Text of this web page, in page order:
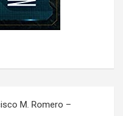
M. Romero –